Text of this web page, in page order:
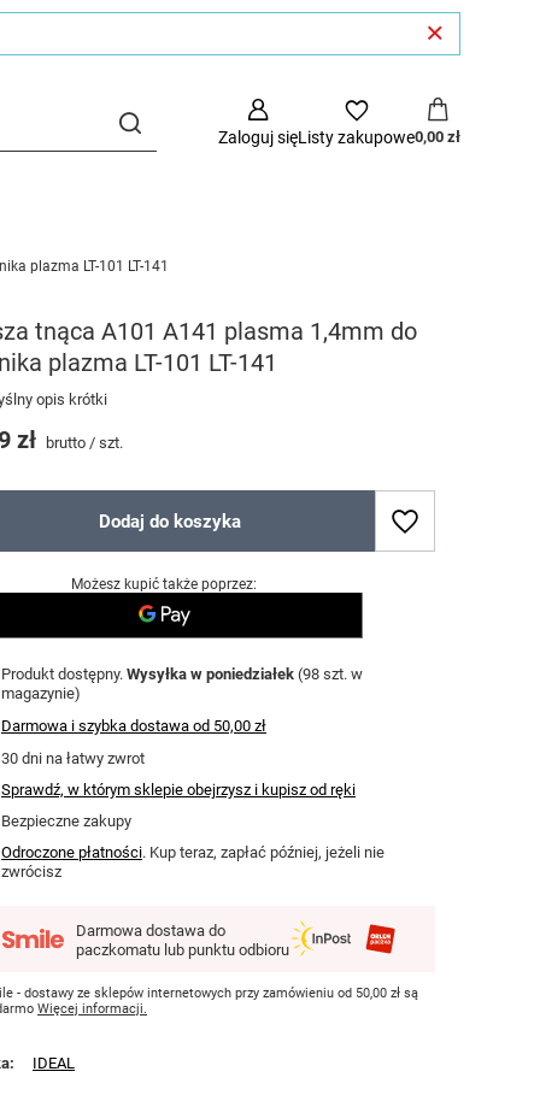
Zaloguj sięListy zakupowe0,00 zł
plazma LT-101 LT-141
tnąca A101 A141 plasma 1,4mm do
plazma LT-101 LT-141
opis krótki
zł brutto /szt.
Dodaj do koszyka
Możesz kupić także poprzez:
Produkt dostępny Wysyłkaw poniedziałek (98 szt. w
magazynie)
Darmowa i szybka dostawa od 50,00 zł
30 dni na łatwy zwrot
Sprawdź, w którym sklepie obejrzysz i kupisz od ręki
Bezpieczne zakupy
Odroczone płatności. Kup teraz, zapłać później, jeżeli nie
zwrócisz
Darmowa dostawa do
paczkomatu lub punktu odbioru
- dostawy ze sklepów internetowych przy zamówieniu od 50,00 zł są
Więcej informacji.
IDEAL